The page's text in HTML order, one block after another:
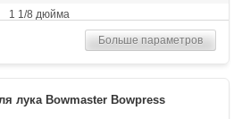
1 1/8 дюйма
Больше параметров
лука Bowmaster Bowpress